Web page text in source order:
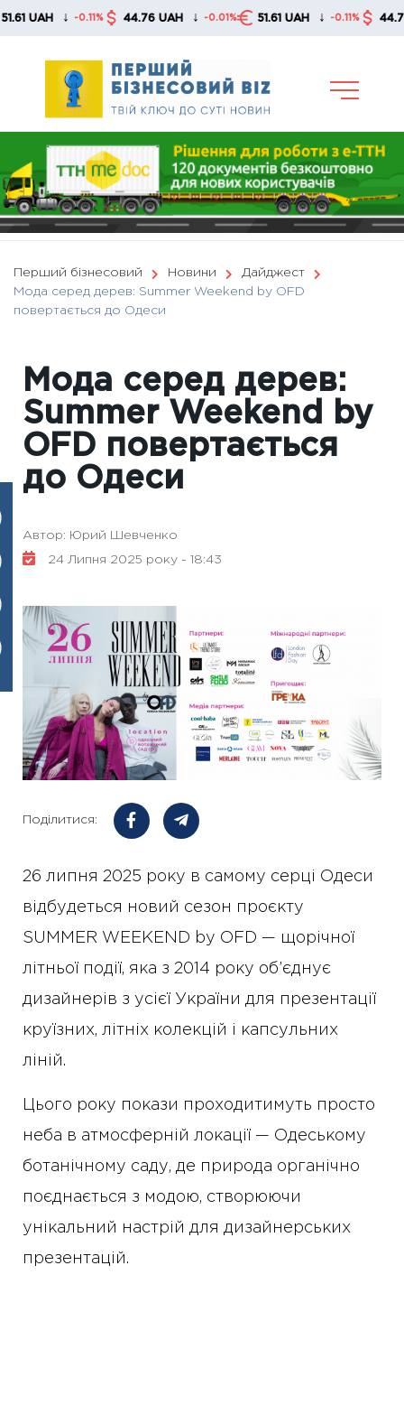
Skip
↓ -0.11% 44.76 UAH ↓ -0.01% 51.61 UAH ↓ -0.11% 44.76 UAH
Перший бізнесовий Новини
Дайджест
Мода серед дерев: Summer Weekend by OFD
повертається до Одеси
Мода серед дерев:
Summer Weekend by
OFD повертається
до Одеси
Автор: Юрий Шевченко
24 Липня 2025 року - 18:43
Поділитися:
26 липня 2025 року в самому серці Одеси
відбудеться новий сезон проєкту
SUMMER WEEKEND by OFD — щорічної
літньої події, яка з 2014 року об’єднує
дизайнерів з усієї України для презентації
круїзних, літніх колекцій і капсульних
ліній.
Цього року покази проходитимуть просто
неба в атмосферній локації — Одеському
ботанічному саду, де природа органічно
поєднається з модою, створюючи
унікальний настрій для дизайнерських
презентацій.